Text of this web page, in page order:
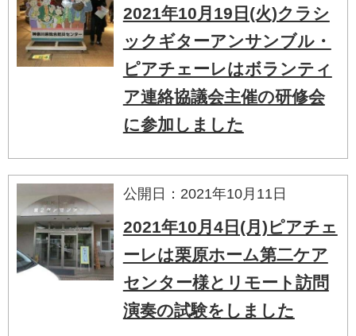
2021年10月19日(火)クラシ
ックギターアンサンブル・
ピアチェーレはボランティ
ア連絡協議会主催の研修会
に参加しました
公開日：2021年10月11日
2021年10月4日(月)ピアチェ
ーレは栗原ホーム第二ケア
センター様とリモート訪問
演奏の試験をしました